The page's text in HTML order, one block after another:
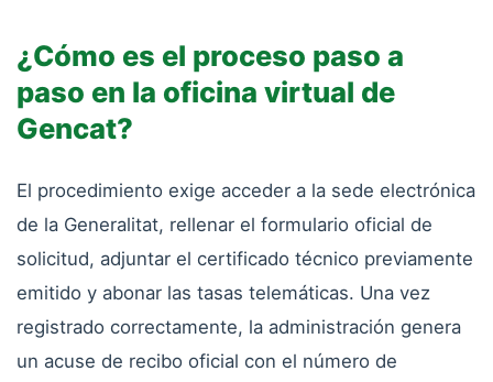
¿Cómo es el proceso paso a
paso en la oficina virtual de
Gencat?
El procedimiento exige acceder a la sede electrónica
de la Generalitat, rellenar el formulario oficial de
solicitud, adjuntar el certificado técnico previamente
emitido y abonar las tasas telemáticas. Una vez
registrado correctamente, la administración genera
un acuse de recibo oficial con el número de